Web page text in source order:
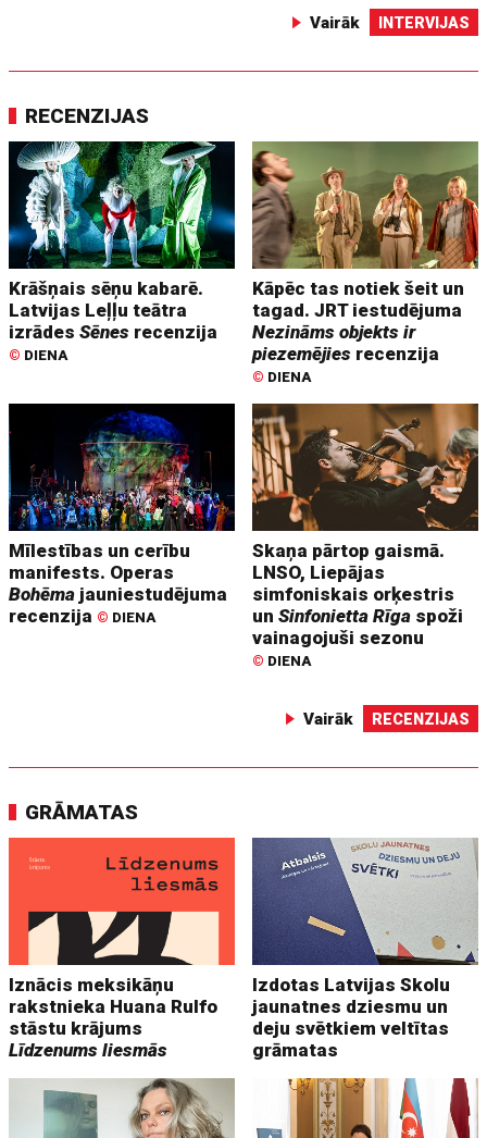
Vairāk INTERVIJAS
RECENZIJAS
Krāšņais sēņu kabarē.
Latvijas Leļļu teātra
izrādesSēnes recenzija
© DIENA
Kāpēc tas notiek šeit un
tagad. JRT iestudējuma
Nezināms objekts ir
piezemējies recenzija
© DIENA
Mīlestības un cerību
manifests. Operas
Bohēma jauniestudējuma
recenzija © DIENA
Skaņa pārtop gaismā.
LNSO, Liepājas
simfoniskais orķestris
unSinfonietta Rīga spoži
vainagojuši sezonu
© DIENA
Vairāk RECENZIJAS
GRĀMATAS
Iznācis meksikāņu
rakstnieka Huana Rulfo
stāstu krājums
Līdzenums liesmās
Izdotas Latvijas Skolu
jaunatnes dziesmu un
deju svētkiem veltītas
grāmatas